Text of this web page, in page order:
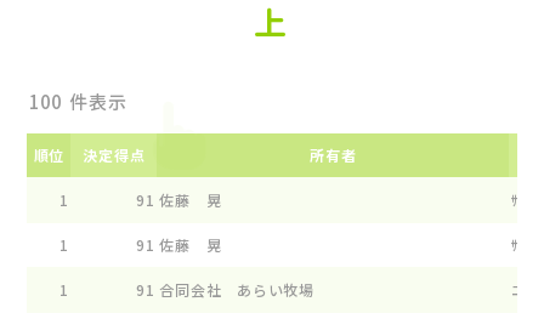
上
件表示
順位 決定得点 所有者
1 91 佐藤 晃 ｻﾝｼ
1 91 佐藤 晃 ｻﾝｼ
1 91 合同会社 あらい牧場 ﾆﾕ-